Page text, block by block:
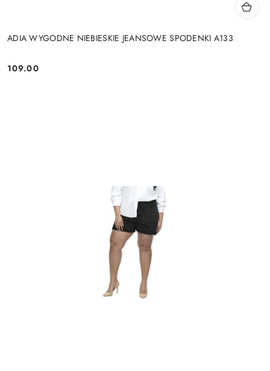
ADIA WYGODNE NIEBIESKIE JEANSOWE SPODENKI A133
Cena:
109.00